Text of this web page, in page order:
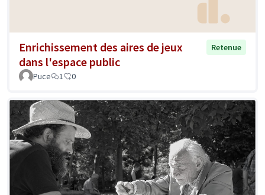
Enrichissement des aires de jeux
dans l'espace public
Retenue
Puce 1 0